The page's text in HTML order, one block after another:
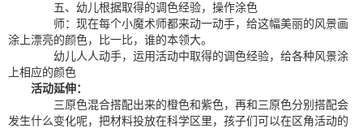
五、幼儿根据取得的调色经验，操作涂色
师：现在每个小魔术师都来动一动手，给这幅美丽的风景画
涂上漂亮的颜色，比一比，谁的本领大。
幼儿人人动手，运用活动中取得的调色经验，给各种风景涂
上相应的颜色
活动延伸：
三原色混合搭配出来的橙色和紫色，再和三原色分别搭配会
发生什么变化呢，把材料投放在科学区里，孩子们可以在区角活动的